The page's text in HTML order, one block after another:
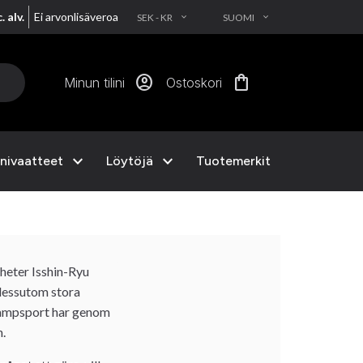
alv. Ei arvonlisäveroa SEK - KR EXPAND_MORE SUOMI EXPAND_MORE
Minun tilini account_circle Ostoskori shopping_bag
expand_more Löytöjä expand_more Tuotemerkit
Isshin-Ryu
stora
har genom